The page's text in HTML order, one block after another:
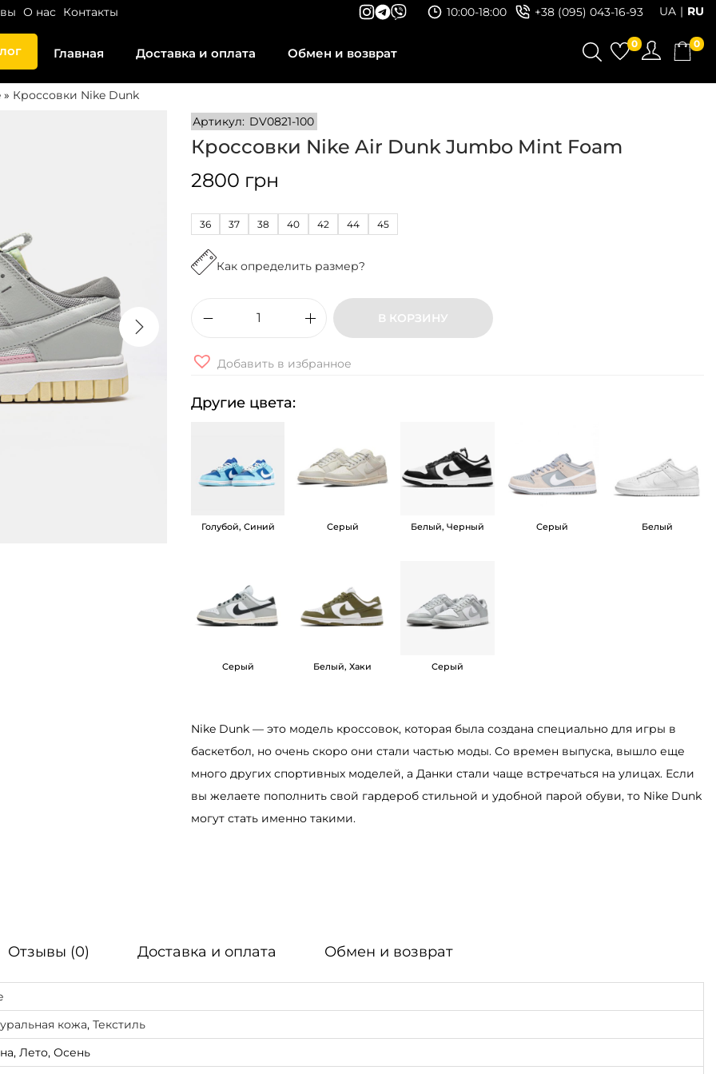
О нас Контакты 10:00-18:00 +38 (095) 043-16-93 UA RU
Главная Доставка и оплата Обмен и возврат
0 0
» Кроссовки Nike Dunk
Артикул: DV0821-100
Кроссовки Nike Air Dunk Jumbo Mint Foam
2800 грн
36 37 38 40 42 44 45
Как определить размер?
с
т
о
в
а
о
с
с
о
в
e
u
В КОРЗИНУ
Добавить в избранное
Другие цвета:
Голубой, Синий Серый Белый, Черный Серый Белый
Серый Белый, Хаки Серый
Nike Dunk — это модель кроссовок, которая была создана специально для игры в
баскетбол, но очень скоро они стали частью моды. Со времен выпуска, вышло еще
много других спортивных моделей, а Данки стали чаще встречаться на улицах. Если
вы желаете пополнить свой гардероб стильной и удобной парой обуви, то Nike Dunk
могут стать именно такими.
Отзывы (0) Доставка и оплата Обмен и возврат
кожа, Текстиль
Лето, Осень